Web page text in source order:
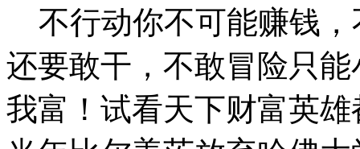
不行动你不可能赚钱，
还要敢干，不敢冒险只
我富！试看天下财富英